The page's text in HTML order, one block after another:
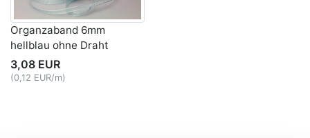
Organzaband 6mm
hellblau ohne Draht
3,08 EUR
(0,12 EUR/m)